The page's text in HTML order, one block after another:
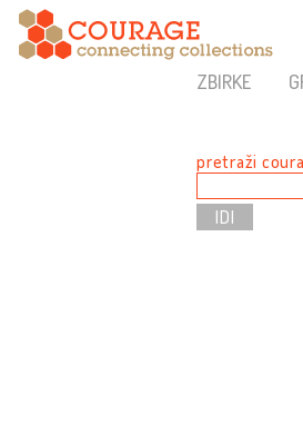
ZBIRKE
pretraži